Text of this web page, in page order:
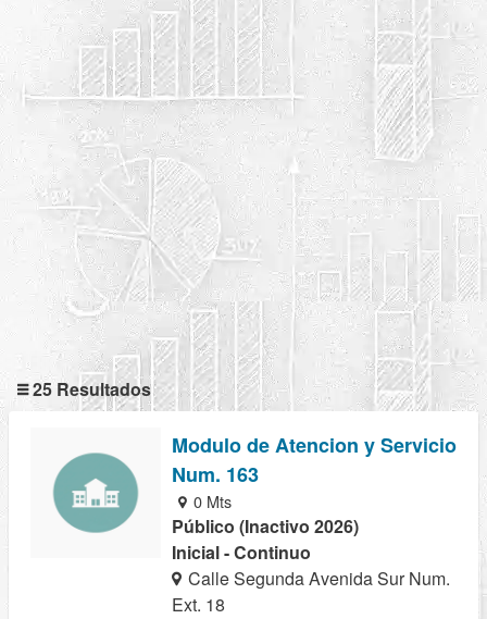
25 Resultados
Modulo de Atencion y Servicio
Num. 163
0 Mts
Público (Inactivo 2026)
Inicial - Continuo
Calle Segunda Avenida Sur Num.
Ext. 18